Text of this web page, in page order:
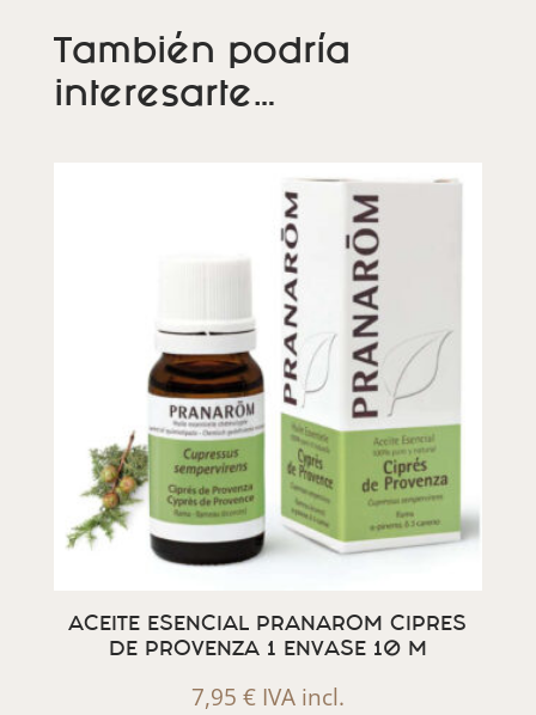
También podría
interesarte…
ACEITE ESENCIAL PRANAROM CIPRES
DE PROVENZA 1 ENVASE 10 M
7,95 € IVA incl.